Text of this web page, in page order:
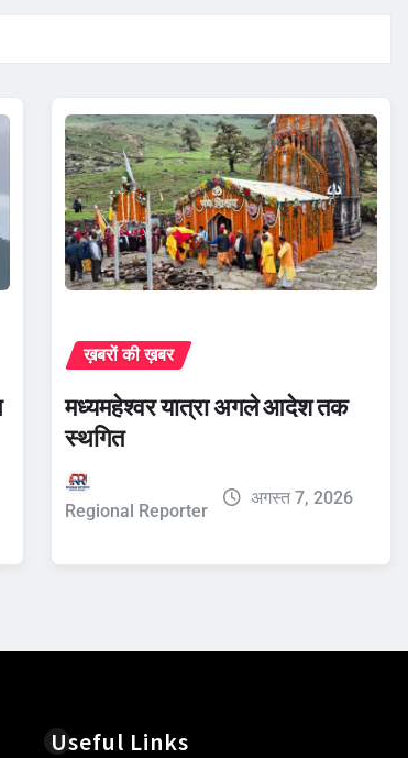
ख़बरों की ख़बर
मध्यमहेश्वर यात्रा अगले आदेश तक
स्थगित
Regional Reporter
अगस्त 7, 2026
Useful Links